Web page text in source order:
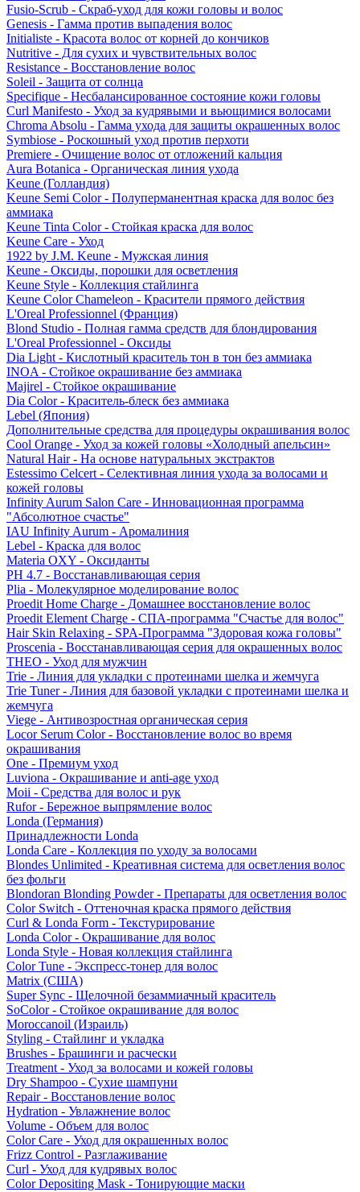
Fusio-Scrub - Скраб-уход для кожи головы и волос
Genesis - Гамма против выпадения волос
Initialiste - Красота волос от корней до кончиков
Nutritive - Для сухих и чувствительных волос
Resistance - Восстановление волос
Soleil - Защита от солнца
Specifique - Несбалансированное состояние кожи головы
Curl Manifesto - Уход за кудрявыми и вьющимися волосами
Chroma Absolu - Гамма ухода для защиты окрашенных волос
Symbiose - Роскошный уход против перхоти
Premiere - Очищение волос от отложений кальция
Aura Botanica - Органическая линия ухода
Keune (Голландия)
Keune Semi Color - Полуперманентная краска для волос без
аммиака
Keune Tinta Color - Стойкая краска для волос
Keune Care - Уход
1922 by J.M. Keune - Мужская линия
Keune - Оксиды, порошки для осветления
Keune Style - Коллекция стайлинга
Keune Color Chameleon - Красители прямого действия
L'Oreal Professionnel (Франция)
Blond Studio - Полная гамма средств для блондирования
L'Oreal Professionnel - Оксиды
Dia Light - Кислотный краситель тон в тон без аммиака
INOA - Стойкое окрашивание без аммиака
Majirel - Стойкое окрашивание
Dia Color - Краситель-блеск без аммиака
Lebel (Япония)
Дополнительные средства для процедуры окрашивания волос
Cool Orange - Уход за кожей головы «Холодный апельсин»
Natural Hair - На основе натуральных экстрактов
Estessimo Celcert - Селективная линия ухода за волосами и
кожей головы
Infinity Aurum Salon Care - Инновационная программа
"Абсолютное счастье"
IAU Infinity Aurum - Аромалиния
Lebel - Краска для волос
Materia OXY - Оксиданты
PH 4.7 - Восстанавливающая серия
Plia - Молекулярное моделирование волос
Proedit Home Charge - Домашнее восстановление волос
Proedit Element Charge - СПА-программа "Счастье для волос"
Hair Skin Relaxing - SPA-Программа "Здоровая кожа головы"
Proscenia - Восстанавливающая серия для окрашенных волос
THEO - Уход для мужчин
Trie - Линия для укладки с протеинами шелка и жемчуга
Trie Tuner - Линия для базовой укладки с протеинами шелка и
жемчуга
Viege - Антивозростная органическая серия
Locor Serum Color - Восстановление волос во время
окрашивания
One - Премиум уход
Luviona - Окрашивание и anti-age уход
Moii - Средства для волос и рук
Rufor - Бережное выпрямление волос
Londa (Германия)
Принадлежности Londa
Londa Care - Коллекция по уходу за волосами
Blondes Unlimited - Креативная система для осветления волос
без фольги
Blondoran Blonding Powder - Препараты для осветления волос
Color Switch - Оттеночная краска прямого действия
Curl & Londa Form - Текстурирование
Londa Color - Окрашивание для волос
Londa Style - Новая коллекция стайлинга
Color Tune - Экспресс-тонер для волос
Matrix (США)
Super Sync - Щелочной безаммиачный краситель
SoColor - Стойкое окрашивание для волос
Moroccanoil (Израиль)
Styling - Стайлинг и укладка
Brushes - Брашинги и расчески
Treatment - Уход за волосами и кожей головы
Dry Shampoo - Сухие шампуни
Repair - Восстановление волос
Hydration - Увлажнение волос
Volume - Объем для волос
Color Care - Уход для окрашенных волос
Frizz Control - Разглаживание
Curl - Уход для кудрявых волос
Color Depositing Mask - Тонирующие маски